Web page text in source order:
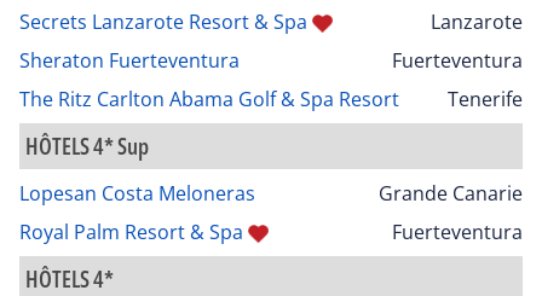
Secrets Lanzarote Resort & Spa
Lanzarote
Sheraton Fuerteventura
Fuerteventura
The Ritz Carlton Abama Golf & Spa Resort
Tenerife
HÔTELS 4* Sup
Lopesan Costa Meloneras
Grande Canarie
Royal Palm Resort & Spa
Fuerteventura
HÔTELS 4*